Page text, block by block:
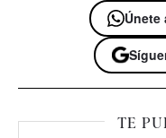
Únete
TE